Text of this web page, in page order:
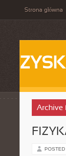
Strona główna
Archive
POSTED